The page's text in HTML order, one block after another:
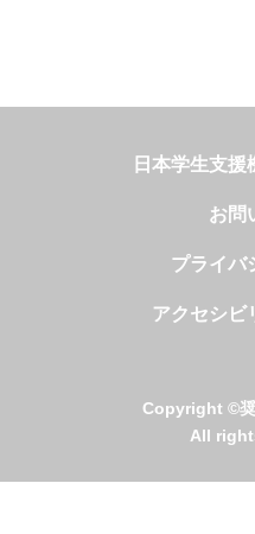
日本学生支援
お問
プライバ
アクセシビ
Copyright ©奨
All